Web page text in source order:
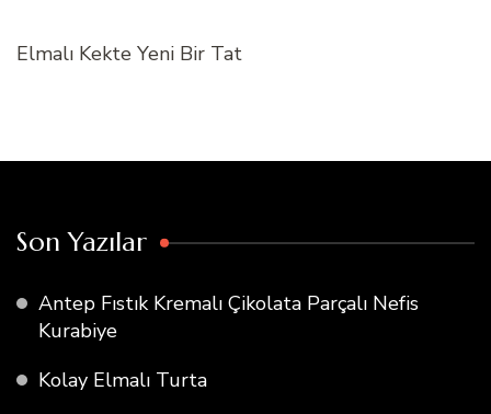
Elmalı Kekte Yeni Bir Tat
Son Yazılar
Antep Fıstık Kremalı Çikolata Parçalı Nefis
Kurabiye
Kolay Elmalı Turta